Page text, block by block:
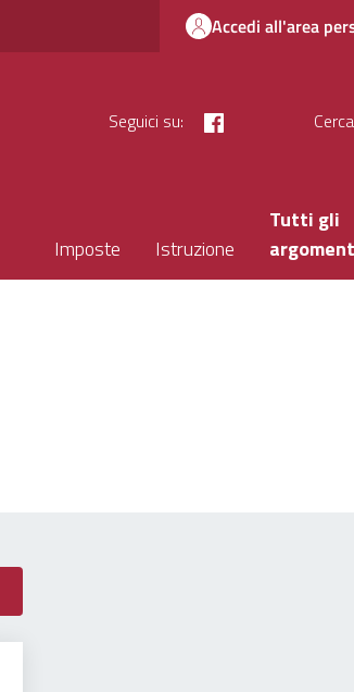
Accedi all'area
Seguici su: Cerca
Imposte Istruzione
Tutti gli